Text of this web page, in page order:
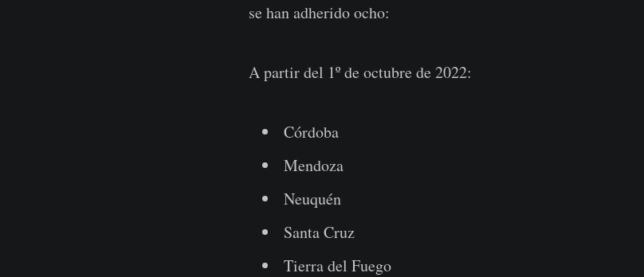
se han adherido ocho:
A partir del 1º de octubre de 2022:
Córdoba
Mendoza
Neuquén
Santa Cruz
Tierra del Fuego